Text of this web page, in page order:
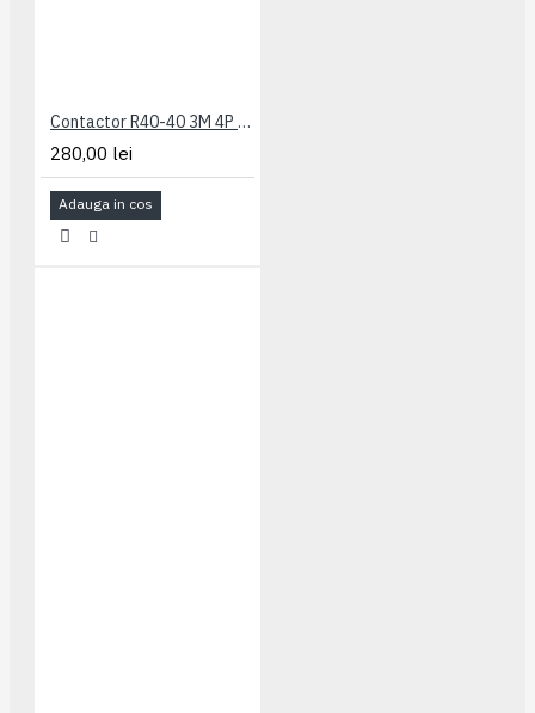
Contactor R40-40 3M 4P TIP AC ETI
280,00 lei
Adauga in cos